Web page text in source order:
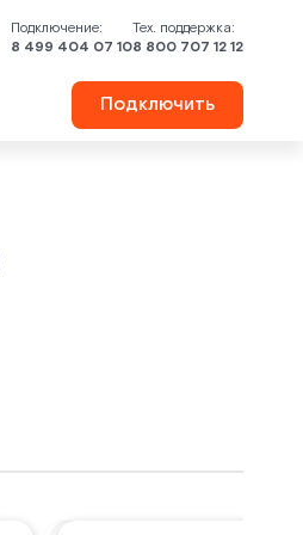
Подключение:
8 499 404 07 10
Тех. поддержка:
8 800 707 12 12
Подключить